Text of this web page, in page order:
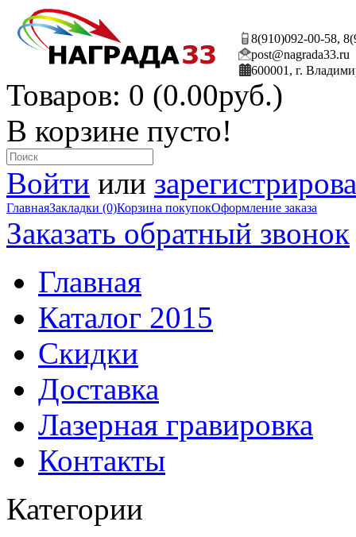
8(910)092-00-58,
post@nagrada33.ru
600001, г.
Товаров: 0 (0.00руб.)
В корзине пусто!
Войти или
ГлавнаяЗакладки (0)Корзина покупокОформление заказа
Заказать обратный звонок
Главная
Каталог 2015
Скидки
Доставка
Лазерная гравировка
Контакты
Категории